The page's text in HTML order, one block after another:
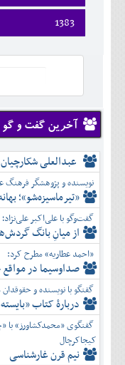
اسفند
دی
بهمن
آبان
آذر
دی
بهمن
شهريور
مهر
آبان
آذر
تير
مرداد
شهريور
مهر
دی
بهمن
اسفند
ارديبهشت
خرداد
تير
مرداد
آبان
آذر
دی
بهمن
اسفند
فروردين
ارديبهشت
خرداد
شهريور
مهر
آبان
آذر
دی
بهمن
اسفند
1383
فروردين
تير
مرداد
شهريور
مهر
آبان
آذر
دی
بهمن
اسفند
آخرین گفت و گو
عبدالعلی
نویسنده و پژوهشگر فرهنگ
«تیرماسیزه‌شو»؛
گفت‌وگو با علی‌اکبر
از میانِ بانگ
«احمد عطاریه» مطرح کرد:
صداوسیما در
گفتگو با نویسنده و
دربارۀ کتاب
گفتگوی «محمدکشاورز» با
کیجاکرچال
نیم قرن غارشناسی